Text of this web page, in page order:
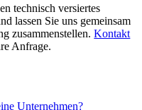
technisch versiertes
lassen Sie uns gemeinsam
zusammenstellen.Kontakt
Anfrage.
Unternehmen?